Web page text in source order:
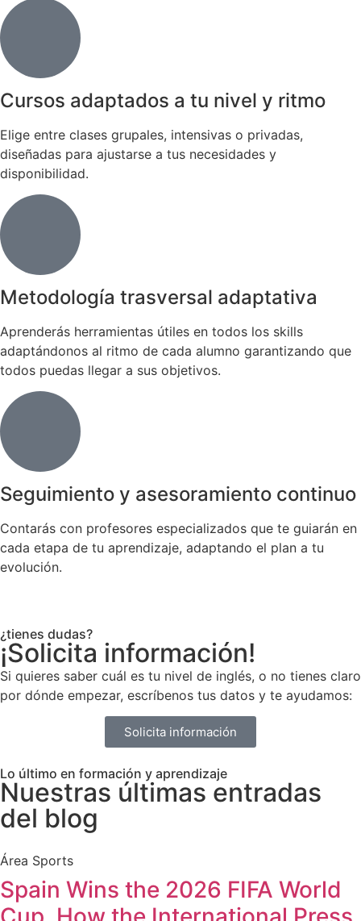
Cursos adaptados a tu nivel y ritmo
Elige entre clases grupales, intensivas o privadas,
diseñadas para ajustarse a tus necesidades y
disponibilidad.
Metodología trasversal adaptativa
Aprenderás herramientas útiles en todos los skills
adaptándonos al ritmo de cada alumno garantizando que
todos puedas llegar a sus objetivos.
Seguimiento y asesoramiento continuo
Contarás con profesores especializados que te guiarán en
cada etapa de tu aprendizaje, adaptando el plan a tu
evolución.
¿tienes dudas?
¡Solicita información!
Si quieres saber cuál es tu nivel de inglés, o no tienes claro
por dónde empezar, escríbenos tus datos y te ayudamos:
Solicita información
Lo último en formación y aprendizaje
Nuestras últimas entradas
del blog
Área Sports
Spain Wins the 2026 FIFA World